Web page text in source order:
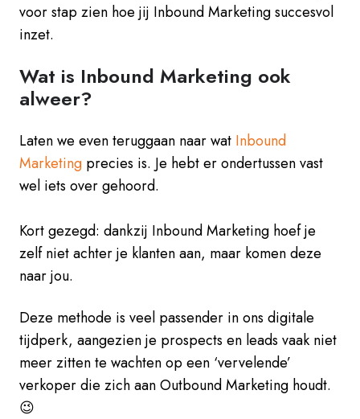
voor stap zien hoe jij Inbound Marketing succesvol
inzet.
Wat is Inbound Marketing ook
alweer?
Laten we even teruggaan naar wat Inbound
Marketing precies is. Je hebt er ondertussen vast
wel iets over gehoord.
Kort gezegd: dankzij Inbound Marketing hoef je
zelf niet achter je klanten aan, maar komen deze
naar jou.
Deze methode is veel passender in ons digitale
tijdperk, aangezien je prospects en leads vaak niet
meer zitten te wachten op een ‘vervelende’
verkoper die zich aan Outbound Marketing houdt.
😉